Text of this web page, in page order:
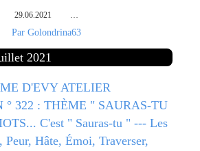
29.06.2021 …
Par Golondrina63
D'EVY ATELIER
° 322 : THÈME " SAURAS-TU
C'est " Sauras-tu " --- Les
Peur, Hâte, Émoi, Traverser,